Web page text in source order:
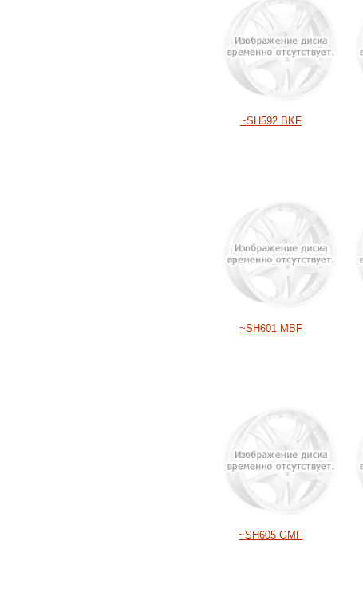
~SH592 BKF
~SH601 MBF
~SH605 GMF